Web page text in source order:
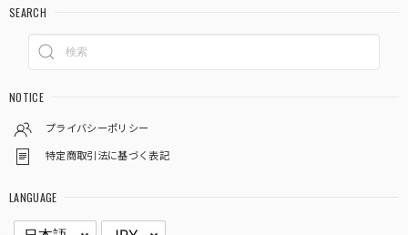
SEARCH
NOTICE
プライバシーポリシー
特定商取引法に基づく表記
LANGUAGE